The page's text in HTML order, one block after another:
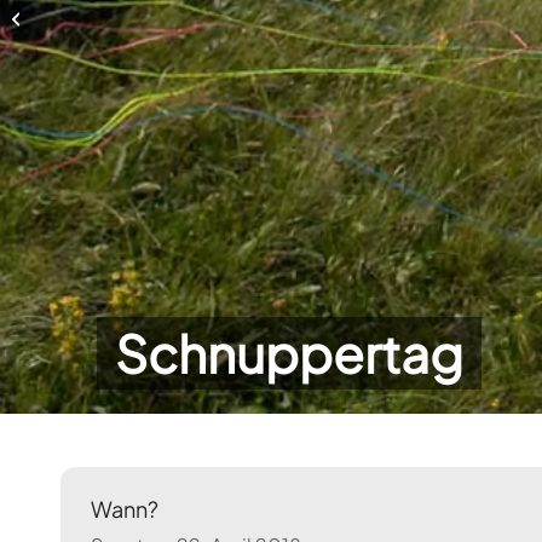
Schnuppertag
Wann?
Schnuppertag